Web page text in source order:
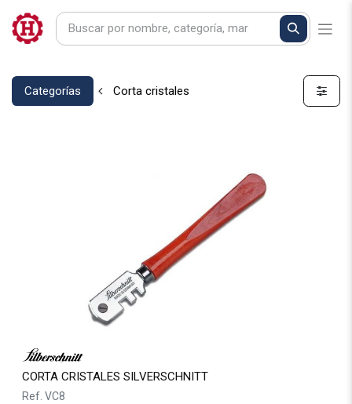
Categorías Corta cristales
CORTA CRISTALES SILVERSCHNITT
Ref. VC8